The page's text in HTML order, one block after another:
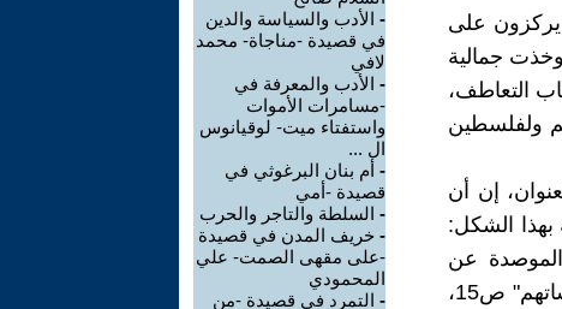
يركزون على
جمالية
التعاطف،
ولفلسطين
إن أن
بهذا الشكل:
عن
أنفاس الأسرى، تراقب حركتهم، وصمتهم، وتكتب الملاحظات عن جلساتهم" ص15،
- الأدب والسياسة والدين
في قصيدة -مناجاة- محمد
لافي
- الأدب والمعرفة في
-مسامرات الأموات
واستفتاء ميت- لوقيانوس
ال ...
- أم بنان البرغوثي في
قصيدة -أمي
- السلطة والتاجر والحرب
- خريف المدن في قصيدة
-على مقهى الصمت- علي
المحمودي
- التمرد في قصيدة -من